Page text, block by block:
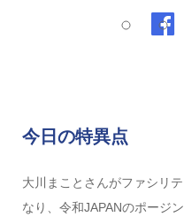
今日の特異点
大川まことさんがファシリ
なり、令和JAPANのポージ